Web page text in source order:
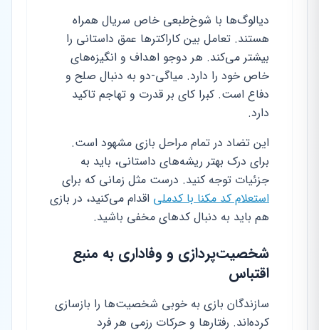
دیالوگ‌ها با شوخ‌طبعی خاص سریال همراه
هستند. تعامل بین کاراکترها عمق داستانی را
بیشتر می‌کند. هر دوجو اهداف و انگیزه‌های
خاص خود را دارد. میاگی-دو به دنبال صلح و
دفاع است. کبرا کای بر قدرت و تهاجم تاکید
دارد.
این تضاد در تمام مراحل بازی مشهود است.
برای درک بهتر ریشه‌های داستانی، باید به
جزئیات توجه کنید. درست مثل زمانی که برای
استعلام کد مکنا با کدملی اقدام می‌کنید، در بازی
هم باید به دنبال کدهای مخفی باشید.
شخصیت‌پردازی و وفاداری به منبع
اقتباس
سازندگان بازی به خوبی شخصیت‌ها را بازسازی
کرده‌اند. رفتارها و حرکات رزمی هر فرد